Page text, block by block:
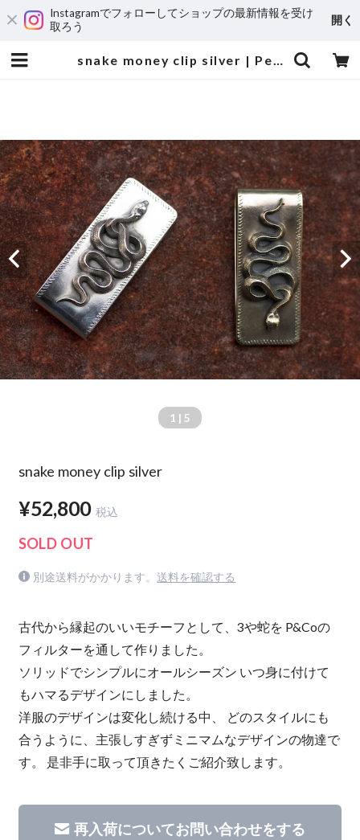
Instagramでフォローしてショップの最新情報を受け
取ろう
開く
snake money clip silver | Peanuts&Co
1 | 5
snake money clip silver
¥52,800 税込
SOLD OUT
別途送料がかかります。 送料を確認する
古代から縁起のいいモチーフとして、3や蛇を P&Coの
フィルターを通して作りました。
ソリッドでシンプルにオールシーズン いつ身に付けて
もハマるデザインにしました。
洋服のデザインは変化し続ける中、 どのスタイルにも
合うように、主張しすぎずミニマムなデザインの物達で
す。 是非手に取って頂きたくご紹介致します。
再入荷についてお問い合わせをする